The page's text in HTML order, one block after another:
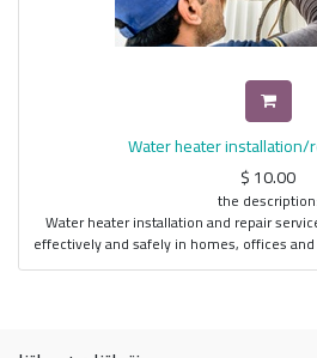
Water heater installation/
$10.00
the description:
Water heater installation and repair
effectively and safely in homes, offices
install a new water heater or repair an